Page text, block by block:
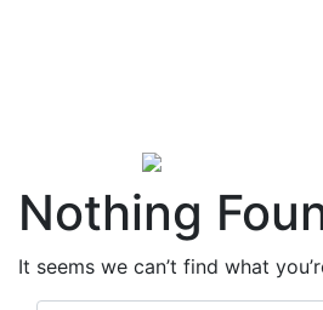
Nothing
It seems we can’t find what